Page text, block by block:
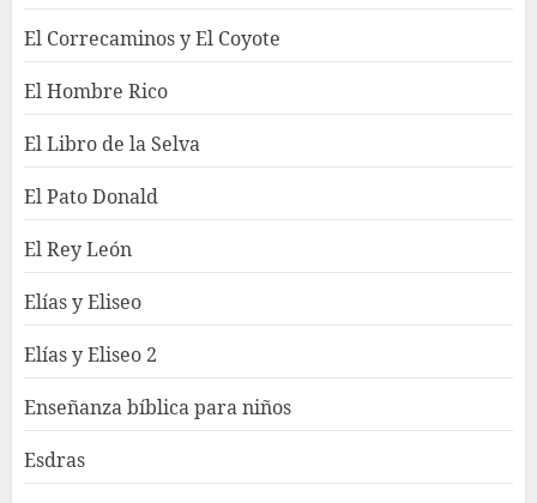
El Correcaminos y El Coyote
El Hombre Rico
El Libro de la Selva
El Pato Donald
El Rey León
Elías y Eliseo
Elías y Eliseo 2
Enseñanza bíblica para niños
Esdras